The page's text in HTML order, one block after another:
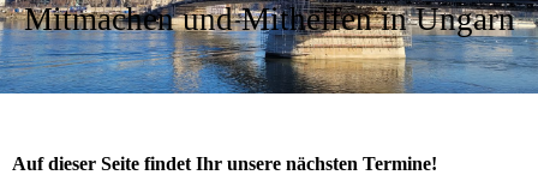
Mitmachen und Mithelfen in Ungarn
Auf dieser Seite findet Ihr unsere nächsten Termine!